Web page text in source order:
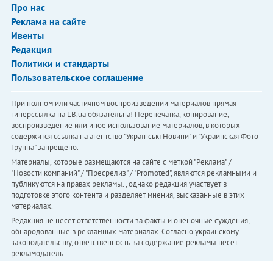
Про нас
Реклама на сайте
Ивенты
Редакция
Политики и стандарты
Пользовательское соглашение
При полном или частичном воспроизведении материалов прямая
гиперссылка на LB.ua обязательна! Перепечатка, копирование,
воспроизведение или иное использование материалов, в которых
содержится ссылка на агентство "Українськi Новини" и "Украинская Фото
Группа" запрещено.
Материалы, которые размещаются на сайте с меткой "Реклама" /
"Новости компаний" / "Пресрелиз" / "Promoted", являются рекламными и
публикуются на правах рекламы. , однако редакция участвует в
подготовке этого контента и разделяет мнения, высказанные в этих
материалах.
Редакция не несет ответственности за факты и оценочные суждения,
обнародованные в рекламных материалах. Согласно украинскому
законодательству, ответственность за содержание рекламы несет
рекламодатель.